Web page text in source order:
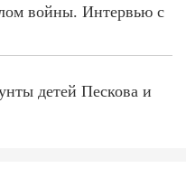
войны. Интервью с
детей Пескова и